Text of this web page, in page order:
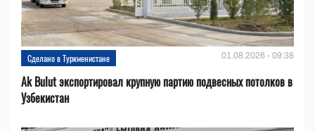
Сделано в Туркменистане 01.08.2026 - 09:38
Ak Bulut экспортировал крупную партию подвесных потолков в
Узбекистан